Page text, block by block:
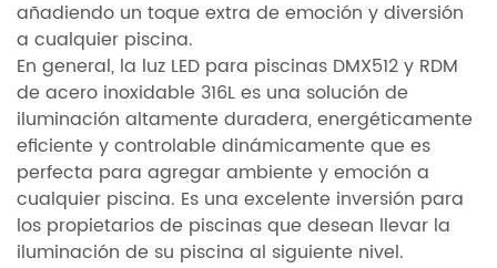
añadiendo un toque extra de emoción y diversión
a cualquier piscina.
En general, la luz LED para piscinas DMX512 y RDM
de acero inoxidable 316L es una solución de
iluminación altamente duradera, energéticamente
eficiente y controlable dinámicamente que es
perfecta para agregar ambiente y emoción a
cualquier piscina. Es una excelente inversión para
los propietarios de piscinas que desean llevar la
iluminación de su piscina al siguiente nivel.